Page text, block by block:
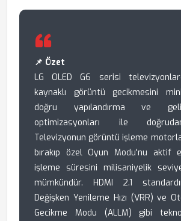
📌 Özet
LG OLED G6 serisi
kaynaklı görüntü gecikmesini
doğru yapılandırma ve
optimizasyonları ile
Televizyonun görüntü işleme
bırakıp özel Oyun Modu'nu aktif
işleme süresini milisaniyelik
mümkündür. HDMI 2.1
Değişken Yenileme Hızı (VRR) ve
Gecikme Modu (ALLM) gibi